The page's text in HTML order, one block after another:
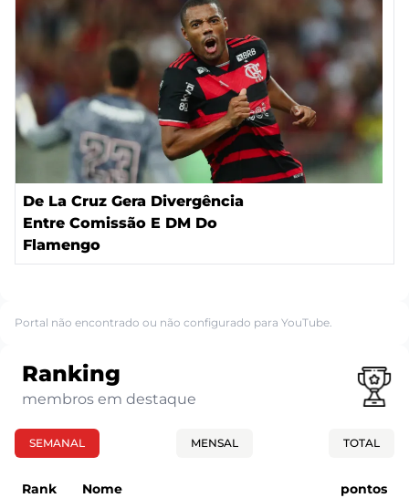
De La Cruz Gera Divergência
Entre Comissão E DM Do
Flamengo
Portal não encontrado ou não configurado para YouTube.
Ranking
membros em destaque
SEMANAL MENSAL TOTAL
Rank Nome pontos